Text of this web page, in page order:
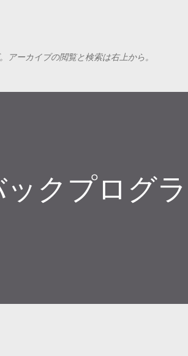
ーカイブの閲覧と検索は右上から。
クプログ